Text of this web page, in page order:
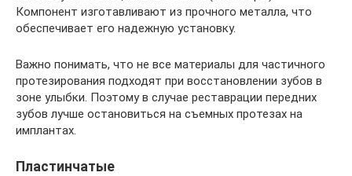
Компонент изготавливают из прочного металла, что
обеспечивает его надежную установку.
Важно понимать, что не все материалы для частичного
протезирования подходят при восстановлении зубов в
зоне улыбки. Поэтому в случае реставрации передних
зубов лучше остановиться на съемных протезах на
имплантах.
Пластинчатые